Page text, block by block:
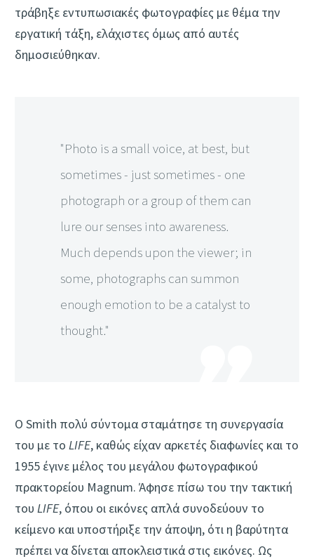
τράβηξε εντυπωσιακές φωτογραφίες με θέμα την
εργατική τάξη, ελάχιστες όμως από αυτές
δημοσιεύθηκαν.
"Photo is a small voice, at best, but
sometimes - just sometimes - one
photograph or a group of them can
lure our senses into awareness.
Much depends upon the viewer; in
some, photographs can summon
enough emotion to be a catalyst to
thought."
O Smith πολύ σύντομα σταμάτησε τη συνεργασία
του με το LIFE, καθώς είχαν αρκετές διαφωνίες και το
1955 έγινε μέλος του μεγάλου φωτογραφικού
πρακτορείου Magnum. Άφησε πίσω του την τακτική
του LIFE, όπου οι εικόνες απλά συνοδεύουν το
κείμενο και υποστήριξε την άποψη, ότι η βαρύτητα
πρέπει να δίνεται αποκλειστικά στις εικόνες. Ως